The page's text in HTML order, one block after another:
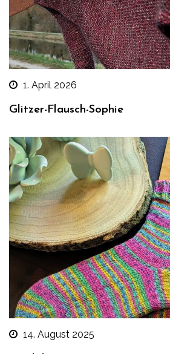
1. April 2026
Glitzer-Flausch-Sophie
14. August 2025